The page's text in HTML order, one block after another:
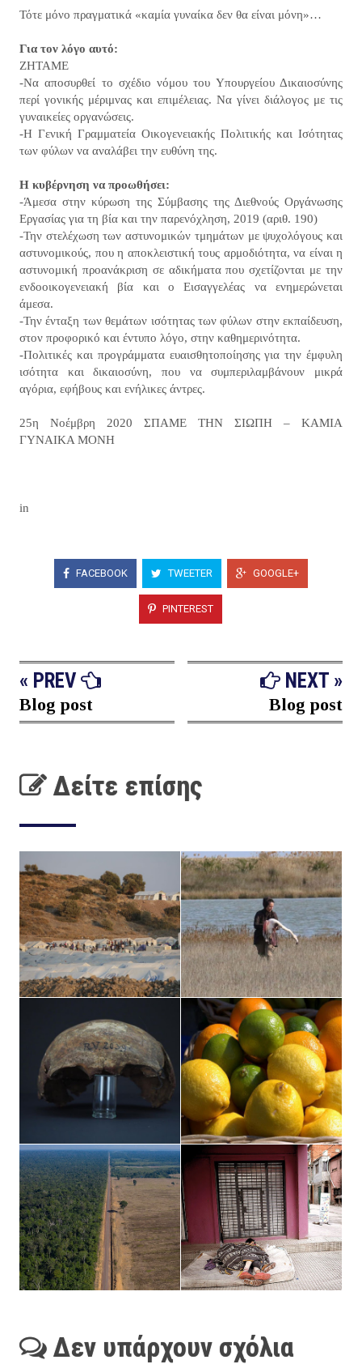
Τότε μόνο πραγματικά «καμία γυναίκα δεν θα είναι μόνη»…
Για τον λόγο αυτό:
ΖΗΤΑΜΕ
-Να αποσυρθεί το σχέδιο νόμου του Υπουργείου Δικαιοσύνης
περί γονικής μέριμνας και επιμέλειας. Να γίνει διάλογος με τις
γυναικείες οργανώσεις.
-Η Γενική Γραμματεία Οικογενειακής Πολιτικής και Ισότητας
των φύλων να αναλάβει την ευθύνη της.
Η κυβέρνηση να προωθήσει:
-Άμεσα στην κύρωση της Σύμβασης της Διεθνούς Οργάνωσης
Εργασίας για τη βία και την παρενόχληση, 2019 (αριθ. 190)
-Την στελέχωση των αστυνομικών τμημάτων με ψυχολόγους και
αστυνομικούς, που η αποκλειστική τους αρμοδιότητα, να είναι η
αστυνομική προανάκριση σε αδικήματα που σχετίζονται με την
ενδοοικογενειακή βία και ο Εισαγγελέας να ενημερώνεται
άμεσα.
-Την ένταξη των θεμάτων ισότητας των φύλων στην εκπαίδευση,
στον προφορικό και έντυπο λόγο, στην καθημερινότητα.
-Πολιτικές και προγράμματα ευαισθητοποίησης για την έμφυλη
ισότητα και δικαιοσύνη, που να συμπεριλαμβάνουν μικρά
αγόρια, εφήβους και ενήλικες άντρες.
25η Νοέμβρη 2020 ΣΠΑΜΕ ΤΗΝ ΣΙΩΠΗ – ΚΑΜΙΑ
ΓΥΝΑΙΚΑ ΜΟΝΗ
in
FACEBOOK TWEETER GOOGLE+
PINTEREST
« PREV
Blog post
NEXT »
Blog post
Δείτε επίσης
Δεν υπάρχουν σχόλια